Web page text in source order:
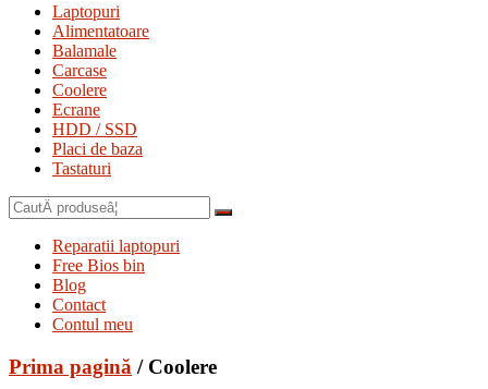
Notebook-
Macbook-
Laptopuri
Alimentatoare
Balamale
Carcase
Coolere
Ecrane
HDD / SSD
Placi de baza
Tastaturi
CautÄ
Reparatii laptopuri
Free Bios bin
Blog
Contact
Contul meu
Prima pagină / Coolere